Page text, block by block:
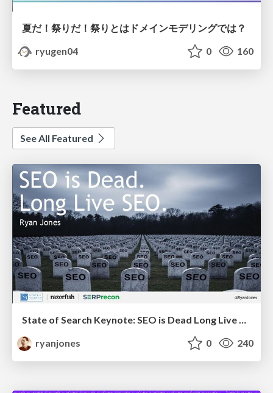
夏だ！祭りだ！祭りとはドメインモデリングでは？
ryugen04
0 160
Featured
See All Featured
State of Search Keynote: SEO is Dead Long Live SEO
ryanjones
0 240